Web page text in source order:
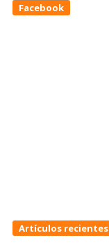
Facebook
Artículos recientes